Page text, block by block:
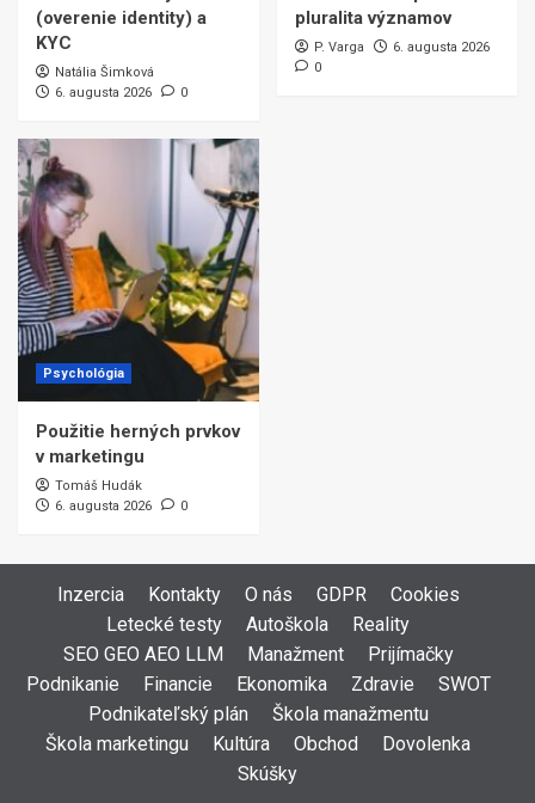
(overenie identity) a
KYC
Natália Šimková
6. augusta 2026
0
pluralita významov
P. Varga
6. augusta 2026
0
Psychológia
Použitie herných prvkov
v marketingu
Tomáš Hudák
6. augusta 2026
0
Inzercia Kontakty O nás GDPR
Cookies
Letecké testy
Autoškola
Reality
SEO GEO AEO LLM
Manažment
Prijímačky
Podnikanie
Financie Ekonomika Zdravie
SWOT
Podnikateľský plán
Škola manažmentu
Škola marketingu
Kultúra Obchod
Dovolenka
Skúšky